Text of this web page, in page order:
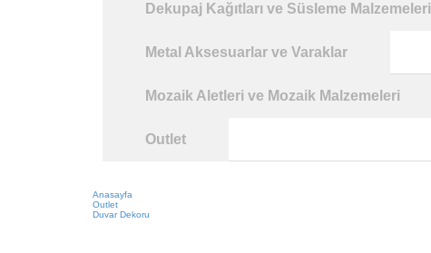
Dekupaj Kağıtları ve Süsleme Malzemeleri
Metal Aksesuarlar ve Varaklar
Mozaik Aletleri ve Mozaik Malzemeleri
Outlet
Anasayfa
Outlet
Duvar Dekoru